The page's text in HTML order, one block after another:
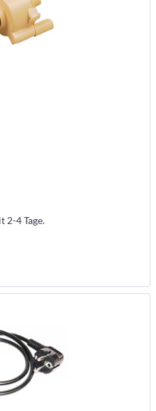
2-4 Tage.